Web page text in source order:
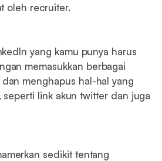
oleh recruiter.
yang kamu punya harus
memasukkan berbagai
menghapus hal-hal yang
link akun twitter dan juga
sedikit tentang